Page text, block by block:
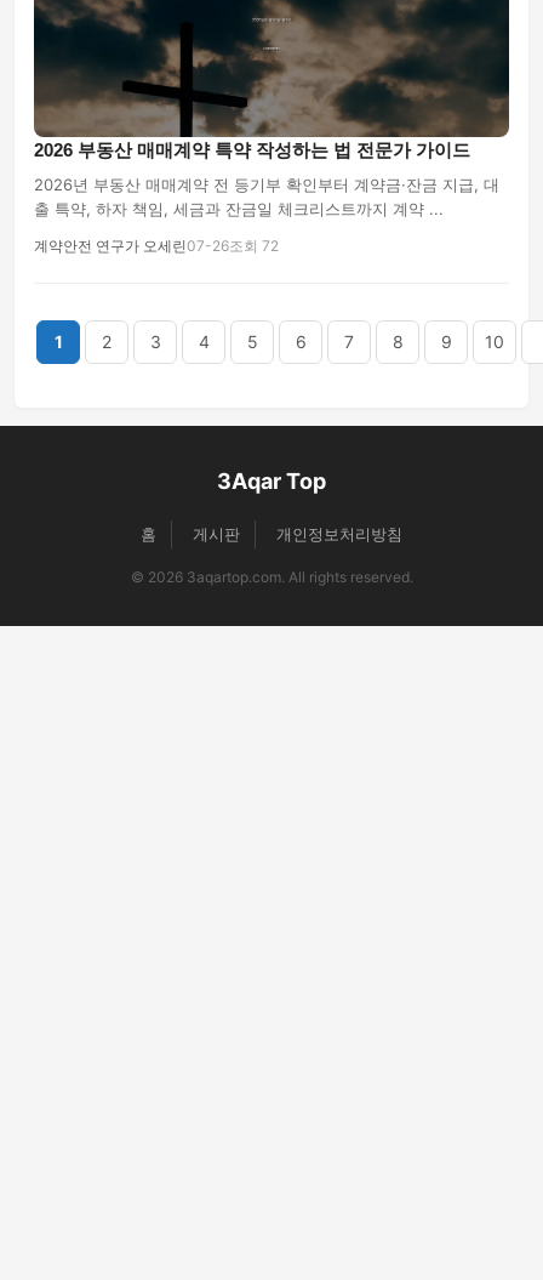
2026 부동산 매매계약 특약 작성하는 법 전문가 가이드
2026년 부동산 매매계약 전 등기부 확인부터 계약금·잔금 지급, 대
출 특약, 하자 책임, 세금과 잔금일 체크리스트까지 계약 ...
계약안전 연구가 오세린07-26조회 72
1 2 3 4 5 6 7 8 9 10
3Aqar Top
홈 게시판 개인정보처리방침
© 2026 3aqartop.com. All rights reserved.